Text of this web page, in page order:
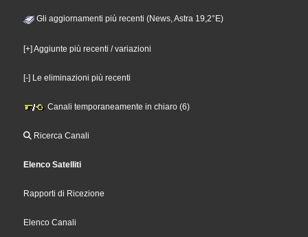
Gli aggiornamenti più recenti (News, Astra 19,2°E)
[+] Aggiunte più recenti / variazioni
[-] Le eliminazioni più recenti
Canali temporaneamente in chiaro (6)
Ricerca Canali
Elenco Satelliti
Rapporti di Ricezione
Elenco Canali